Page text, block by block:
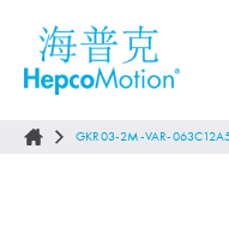
GKR03-2M-VAR-